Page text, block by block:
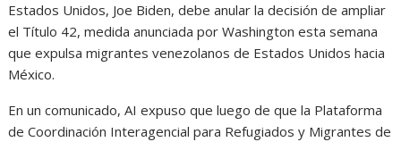
Estados Unidos, Joe Biden, debe anular la decisión de ampliar
el Título 42, medida anunciada por Washington esta semana
que expulsa migrantes venezolanos de Estados Unidos hacia
México.
En un comunicado, AI expuso que luego de que la Plataforma
de Coordinación Interagencial para Refugiados y Migrantes de